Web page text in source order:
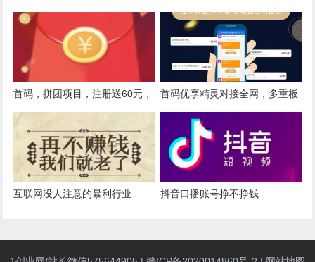
呢？
撼上线，3亿奖励等你拿，政策
置顶
首码，拼团项目，注册送60元，
每日收入4.4元
首码优享精灵对接全网，多重板
块收益，上线各大应用商城，长
久稳定
互联网没人注意的暴利行业 抖音口播账号挣不挣钱